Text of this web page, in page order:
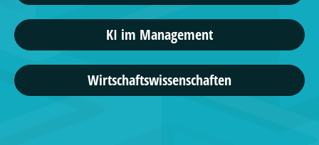
KI im Management
Wirtschaftswissenschaften